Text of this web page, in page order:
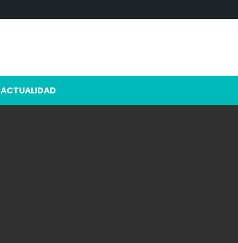
ACTUALIDAD